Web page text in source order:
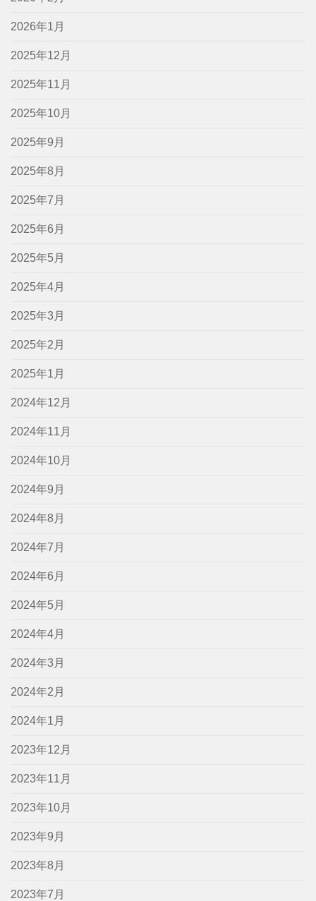
2026年1月
2025年12月
2025年11月
2025年10月
2025年9月
2025年8月
2025年7月
2025年6月
2025年5月
2025年4月
2025年3月
2025年2月
2025年1月
2024年12月
2024年11月
2024年10月
2024年9月
2024年8月
2024年7月
2024年6月
2024年5月
2024年4月
2024年3月
2024年2月
2024年1月
2023年12月
2023年11月
2023年10月
2023年9月
2023年8月
2023年7月